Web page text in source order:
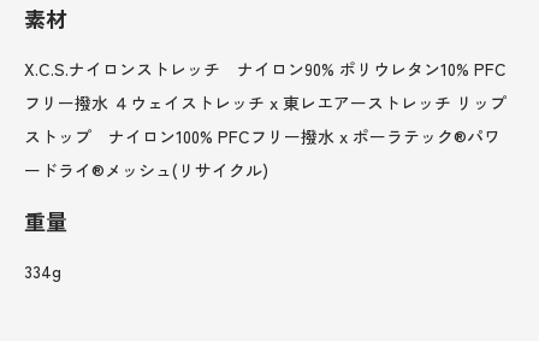
素材
X.C.S.ナイロンストレッチ ナイロン90% ポリウレタン10% PFC
フリー撥水 ４ウェイストレッチ x 東レエアーストレッチ リップ
ストップ ナイロン100% PFCフリー撥水 x ポーラテック®パワ
ードライ®メッシュ(リサイクル)
重量
334g